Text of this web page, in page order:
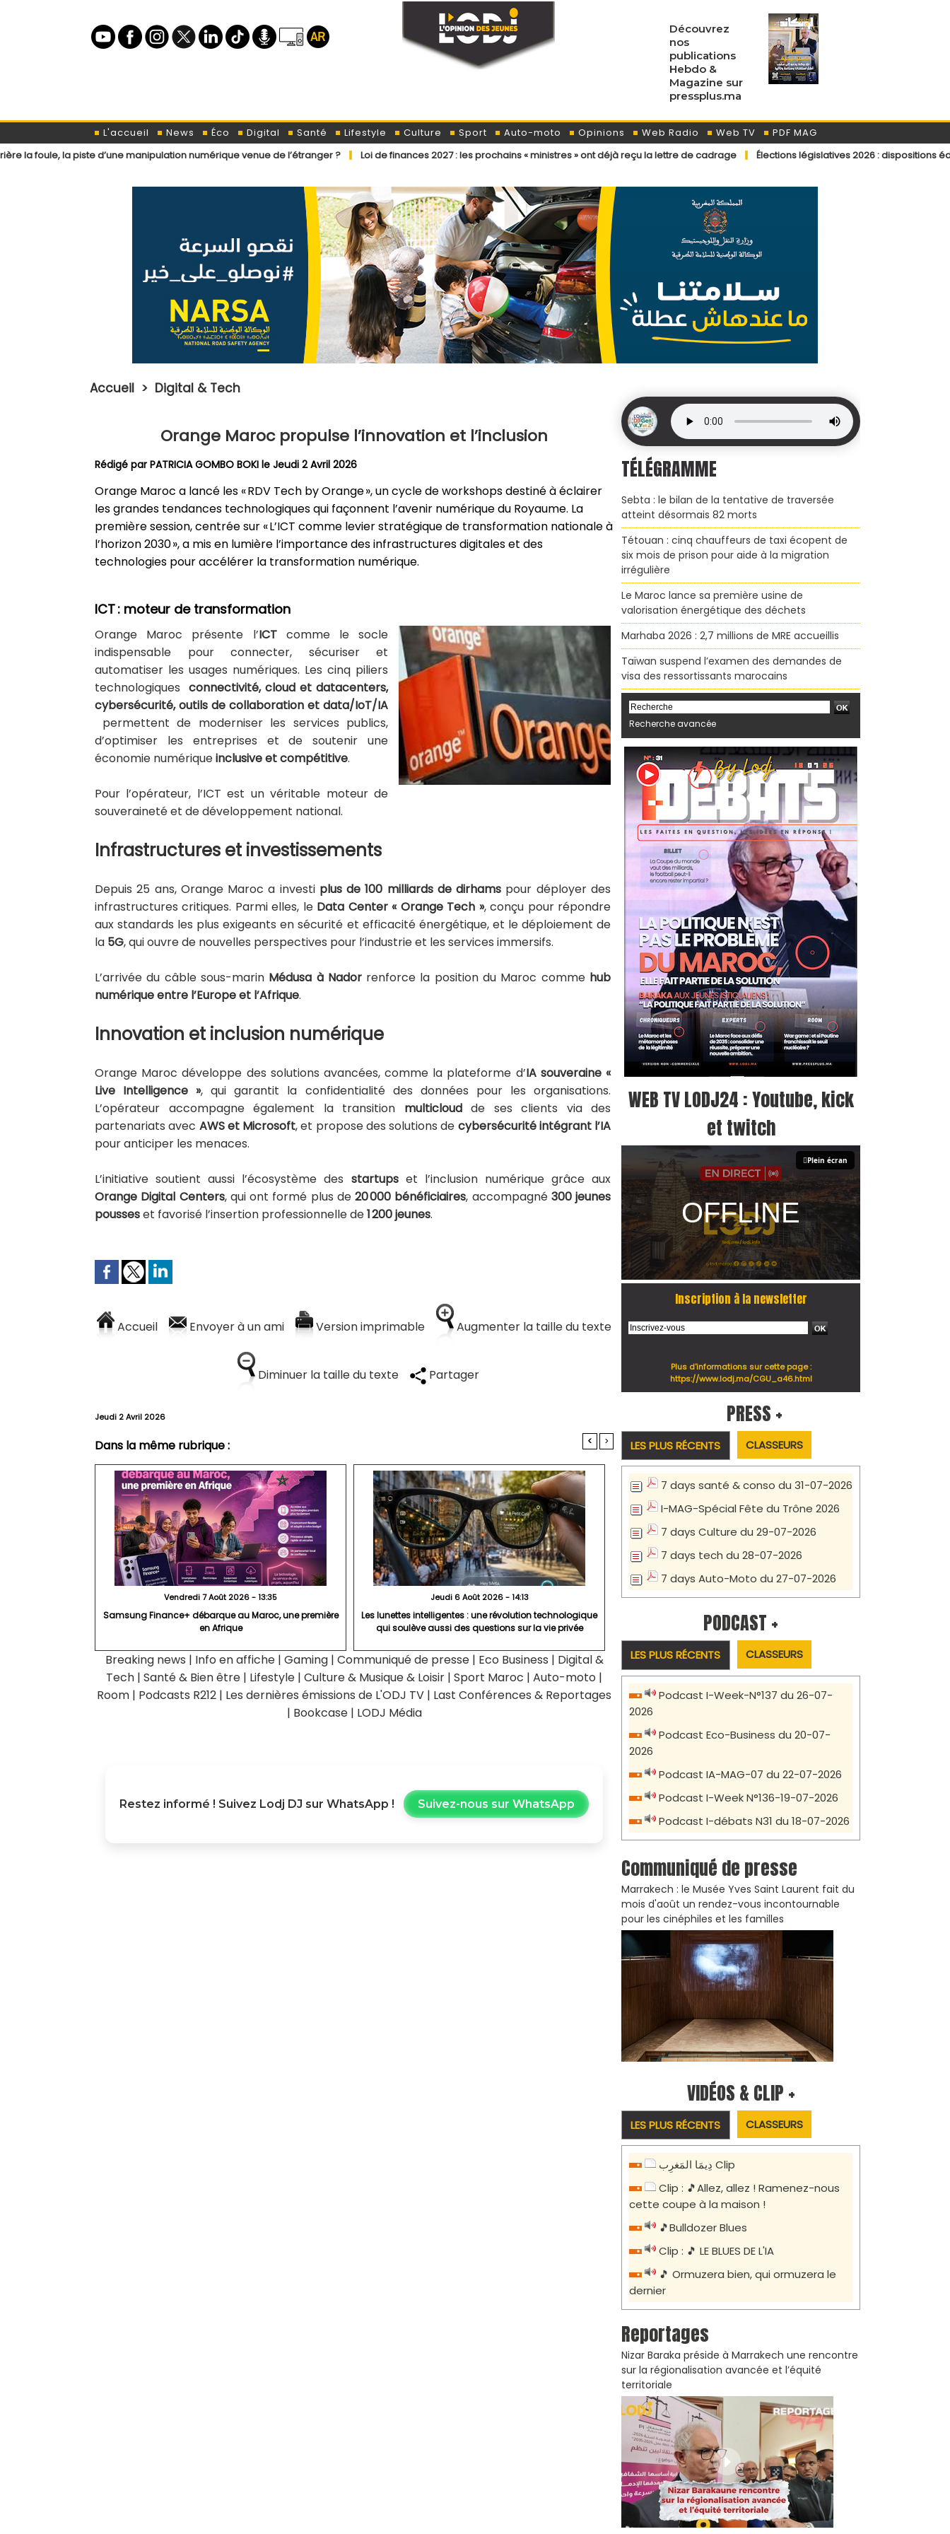
Découvrez
nos
publications
Hebdo &
Magazine sur
pressplus.ma
L'accueil News Éco Digital Santé Lifestyle Culture Sport Auto-moto Opinions Web Radio Web TV
PDF MAG
d’une manipulation numérique venue de l’étranger ?
Loi de finances 2027 : les prochains « ministres » ont déjà reçu la lettre de cadrage Élections législatives 2026 : dispositions éditoriales
Accueil > Digital & Tech
Orange Maroc propulse l’innovation et l’inclusion
Rédigé par PATRICIA GOMBO BOKI le Jeudi 2 Avril 2026
Orange Maroc a lancé les « RDV Tech by Orange », un cycle de workshops destiné à éclairer
les grandes tendances technologiques qui façonnent l’avenir numérique du Royaume. La
première session, centrée sur « L’ICT comme levier stratégique de transformation nationale à
l’horizon 2030 », a mis en lumière l’importance des infrastructures digitales et des
technologies pour accélérer la transformation numérique.
ICT : moteur de transformation
Orange Maroc présente l’ICTcomme le socle
indispensable pour connecter, sécuriser et
automatiser les usages numériques. Les cinq piliers
technologiques connectivité, cloud et datacenters,
cybersécurité, outils de collaboration et data/IoT/IA
permettent de moderniser les services publics,
d’optimiser les entreprises et de soutenir une
économie numériqueinclusive et compétitive.
Pour l’opérateur, l’ICT est un véritable moteur de
souveraineté et de développement national.
Infrastructures et investissements
Depuis 25 ans, Orange Maroc a investi plus de 100 milliards de dirhams pour déployer des
infrastructures critiques. Parmi elles, le Data Center « Orange Tech », conçu pour répondre
aux standards les plus exigeants en sécurité et efficacité énergétique, et le déploiement de
la 5G, qui ouvre de nouvelles perspectives pour l’industrie et les services immersifs.
L’arrivée du câble sous-marin Médusa à Nadorrenforce la position du Maroc comme hub
numérique entre l’Europe et l’Afrique.
Innovation et inclusion numérique
Orange Maroc développe des solutions avancées, comme la plateforme d’IA souveraine «
Live Intelligence », qui garantit la confidentialité des données pour les organisations.
L’opérateur accompagne également la transition multicloudde ses clients via des
partenariats avec AWS et Microsoft, et propose des solutions de cybersécurité intégrant l’IA
pour anticiper les menaces.
L’initiative soutient aussi l’écosystème des startupset l’inclusion numérique grâce aux
Orange Digital Centers, qui ont formé plus de 20 000 bénéficiaires, accompagné 300 jeunes
pousseset favorisé l’insertion professionnelle de1 200 jeunes.
Accueil Envoyer à un ami Version imprimable Augmenter la taille du texte
Diminuer la taille du texte Partager
Jeudi 2 Avril 2026
Dans la même rubrique : < >
Vendredi 7 Août 2026 - 13:35
Samsung Finance+ débarque au Maroc, une première
en Afrique
Jeudi 6 Août 2026 - 14:13
Les lunettes intelligentes : une révolution technologique
qui soulève aussi des questions sur la vie privée
Breaking news | Info en affiche | Gaming | Communiqué de presse | Eco Business | Digital &
Tech | Santé & Bien être | Lifestyle | Culture & Musique & Loisir | Sport Maroc | Auto-moto |
Room | Podcasts R212 | Les dernières émissions de L'ODJ TV | Last Conférences & Reportages
| Bookcase | LODJ Média
Restez informé ! Suivez Lodj DJ sur WhatsApp ! Suivez-nous sur WhatsApp
TÉLÉGRAMME
Sebta : le bilan de la tentative de traversée
atteint désormais 82 morts
Tétouan : cinq chauffeurs de taxi écopent de
six mois de prison pour aide à la migration
irrégulière
Le Maroc lance sa première usine de
valorisation énergétique des déchets
Marhaba 2026 : 2,7 millions de MRE accueillis
Taïwan suspend l’examen des demandes de
visa des ressortissants marocains
Recherche avancée
WEB TV LODJ24 : Youtube, kick
et twitch
Plein écran
Inscription à la newsletter
Plus d'informations sur cette page :
https://www.lodj.ma/CGU_a46.html
PRESS +
LES PLUS RÉCENTS CLASSEURS
7 days santé & conso du 31-07-2026
I-MAG-Spécial Fête du Trône 2026
7 days Culture du 29-07-2026
7 days tech du 28-07-2026
7 days Auto-Moto du 27-07-2026
PODCAST +
LES PLUS RÉCENTS CLASSEURS
Podcast I-Week-N°137 du 26-07-
2026
Podcast Eco-Business du 20-07-
2026
Podcast IA-MAG-07 du 22-07-2026
Podcast I-Week N°136-19-07-2026
Podcast I-débats N31 du 18-07-2026
Communiqué de presse
Marrakech : le Musée Yves Saint Laurent fait du
mois d'août un rendez-vous incontournable
pour les cinéphiles et les familles
VIDÉOS & CLIP +
LES PLUS RÉCENTS CLASSEURS
دِيمَا المَغرِب Clip
Clip : 🎵Allez, allez ! Ramenez-nous
cette coupe à la maison !
🎵Bulldozer Blues
Clip : 🎵 LE BLUES DE L'IA
🎵 Ormuzera bien, qui ormuzera le
dernier
Reportages
Nizar Baraka préside à Marrakech une rencontre
sur la régionalisation avancée et l’équité
territoriale